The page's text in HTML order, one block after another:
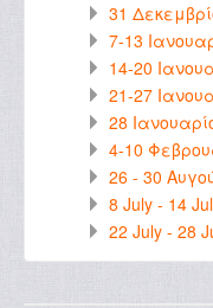
31
7-13
14-20
21-27
28
4-10
26 - 30
8 July - 14
22 July - 28